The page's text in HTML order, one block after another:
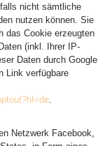
nicht sämtliche
nutzen können. Sie
das Cookie erzeugten
(inkl. Ihrer IP-
Daten durch Google
Link verfügbare
Netzwerk Facebook,